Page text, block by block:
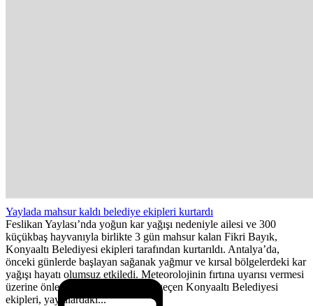
Yaylada mahsur kaldı belediye ekipleri kurtardı
Feslikan Yaylası’nda yoğun kar yağışı nedeniyle ailesi ve 300
küçükbaş hayvanıyla birlikte 3 gün mahsur kalan Fikri Bayık,
Konyaaltı Belediyesi ekipleri tarafından kurtarıldı. Antalya’da,
önceki günlerde başlayan sağanak yağmur ve kırsal bölgelerdeki kar
yağışı hayatı olumsuz etkiledi. Meteorolojinin fırtına uyarısı vermesi
üzerine önlemleri artırıp bekleyişe geçen Konyaaltı Belediyesi
ekipleri, yaylalardaki...